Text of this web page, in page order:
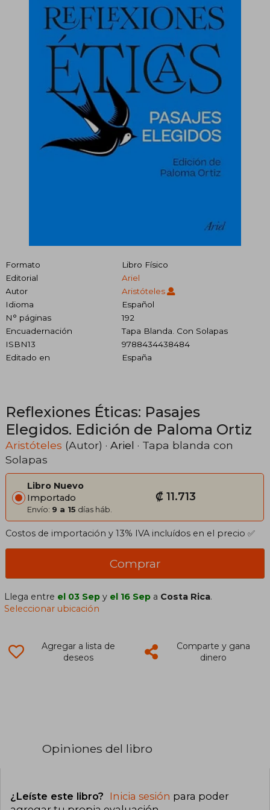
Formato
Libro Físico
Editorial
Ariel
Autor
Aristóteles
Idioma
Español
N° páginas
192
Encuadernación
Tapa Blanda. Con Solapas
ISBN13
9788434438484
Editado en
España
Reflexiones Éticas: Pasajes
Elegidos. Edición de Paloma Ortiz
Aristóteles (Autor) · Ariel · Tapa blanda con
Solapas
Libro Nuevo
Importado
Envío: 9 a 15 días háb.
₡ 11.713
Costos de importación y 13% IVA incluídos en el precio ✅
Comprar
Llega entre el 03 Sep y el 16 Sep a Costa Rica.
Seleccionar ubicación
Agregar a lista de
deseos
Comparte y gana
dinero
Opiniones del libro
¿Leíste este libro? Inicia sesión para poder